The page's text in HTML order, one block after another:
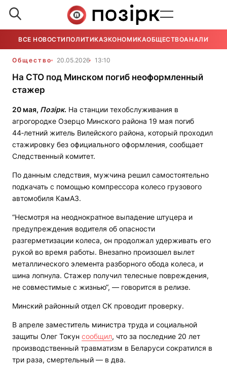
ВСЕ НОВОСТИ ПОЛИТИКАЭКОНОМИКАОБЩЕСТВОАНАЛИТИКА
Общество 20.05.2026 13:10
На СТО под Минском погиб неоформленный
стажер
20 мая, Позірк. На станции техобслуживания в
агрогородке Озерцо Минского района 19 мая погиб
44‑летний житель Вилейского района, который проходил
стажировку без официального оформления, сообщает
Следственный комитет.
По данным следствия, мужчина решил самостоятельно
подкачать с помощью компрессора колесо грузового
автомобиля КамАЗ.
“Несмотря на неоднократное выпадение штуцера и
предупреждения водителя об опасности
разгерметизации колеса, он продолжал удерживать его
рукой во время работы. Внезапно произошел вылет
металлического элемента разборного обода колеса, и
шина лопнула. Стажер получил телесные повреждения,
не совместимые с жизнью“, — говорится в релизе.
Минский районный отдел СК проводит проверку.
В апреле заместитель министра труда и социальной
защиты Олег Токун сообщил, что за последние 20 лет
производственный травматизм в Беларуси сократился в
три раза, смертельный — в два.